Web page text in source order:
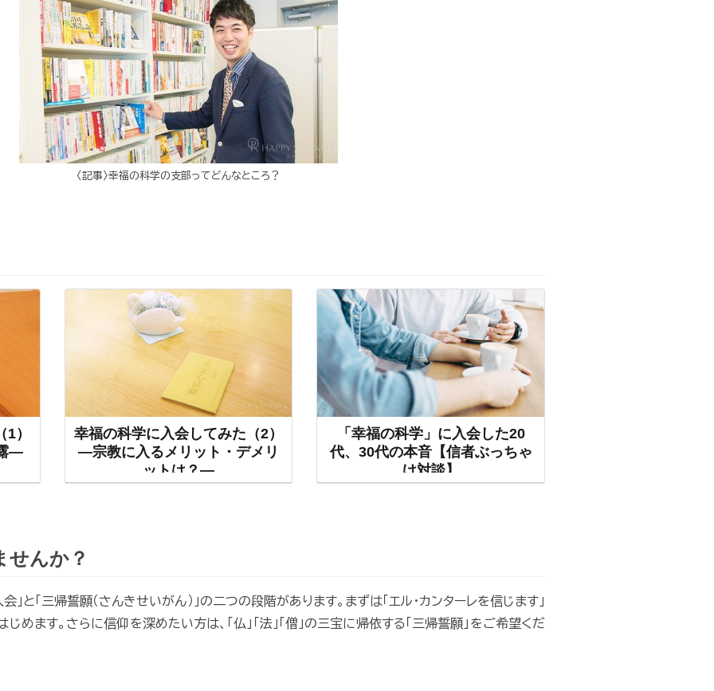
〈記事〉幸福の科学の支部ってどんなところ？
）
―
幸福の科学に入会してみた（2）
―宗教に入るメリット・デメリ
ットは？―
「幸福の科学」に入会した20
代、30代の本音【信者ぶっちゃ
け対談】
せんか？
と「三帰誓願（さんきせいがん）」の二つの段階があります。まずは「エル・カンターレを信じます」
めます。さらに信仰を深めたい方は、「仏」「法」「僧」の三宝に帰依する「三帰誓願」をご希望くだ